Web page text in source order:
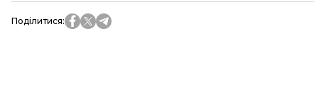
Поділитися: